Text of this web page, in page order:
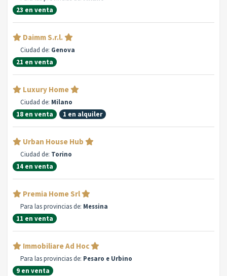
23 en venta
Daimm S.r.l.
Ciudad de: Genova
21 en venta
Luxury Home
Ciudad de: Milano
18 en venta
1 en alquiler
Urban House Hub
Ciudad de: Torino
14 en venta
Premia Home Srl
Para las provincias de: Messina
11 en venta
Immobiliare Ad Hoc
Para las provincias de: Pesaro e Urbino
9 en venta